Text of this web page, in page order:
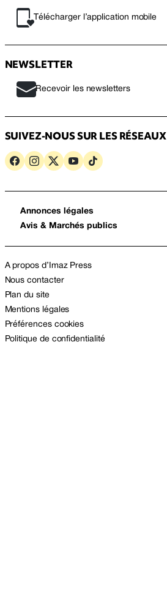
Télécharger l’application mobile
NEWSLETTER
Recevoir les newsletters
SUIVEZ-NOUS SUR LES RÉSEAUX
Annonces légales
Avis & Marchés publics
A propos d’Imaz Press
Nous contacter
Plan du site
Mentions légales
Préférences cookies
Politique de confidentialité